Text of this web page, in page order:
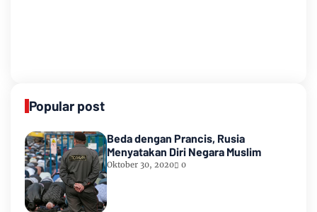
Popular post
Beda dengan Prancis, Rusia
Menyatakan Diri Negara Muslim
Oktober 30, 2020 0